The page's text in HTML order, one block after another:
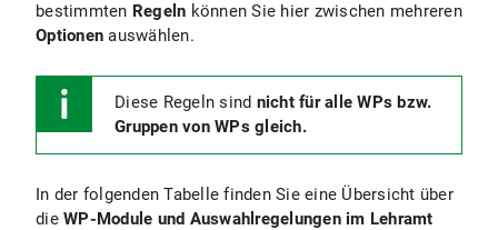
bestimmten Regeln können Sie hier zwischen mehreren
Optionen auswählen.
Diese Regeln sind nicht für alle WPs bzw.
Gruppen von WPs gleich.
In der folgenden Tabelle finden Sie eine Übersicht über
die WP-Module und Auswahlregelungen im Lehramt